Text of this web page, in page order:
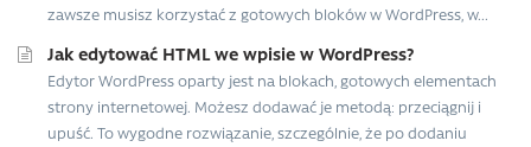
zawsze musisz korzystać z gotowych bloków w WordPress, w...
Jak edytować HTML we wpisie w WordPress?
Edytor WordPress oparty jest na blokach, gotowych elementach
strony internetowej. Możesz dodawać je metodą: przeciągnij i
upuść. To wygodne rozwiązanie, szczególnie, że po dodaniu